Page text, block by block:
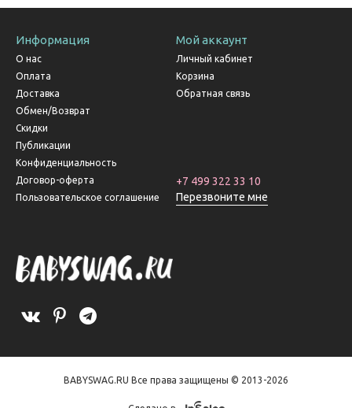
Информация
О нас
Оплата
Доставка
Обмен/Возврат
Скидки
Публикации
Конфиденциальность
Договор-оферта
Пользовательское соглашение
Мой аккаунт
Личный кабинет
Корзина
Обратная связь
+7 499 322 33 10
Перезвоните мне
BABYSWAG.RU Все права защищены © 2013-2026